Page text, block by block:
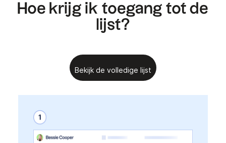
Hoe krijg ik toegang tot de
lijst?
Bekijk de volledige lijst